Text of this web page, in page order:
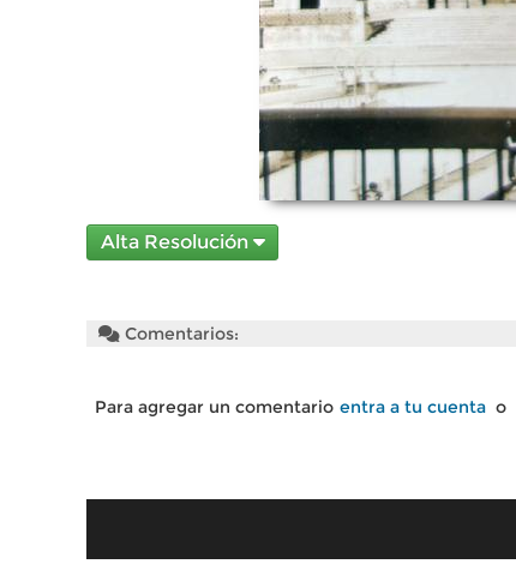
Alta Resolución
Comentarios:
Para agregar un comentario entra a tu cuenta o